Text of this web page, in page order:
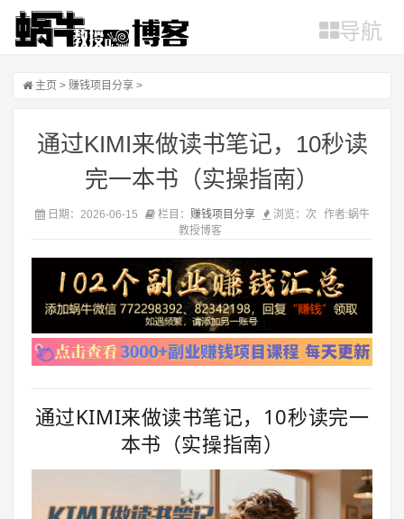
导航
主页 > 赚钱项目分享 >
通过KIMI来做读书笔记，10秒读
完一本书（实操指南）
日期：2026-06-15 栏目： 赚钱项目分享 浏览： 次
作者:蜗牛
教授博客
通过KIMI来做读书笔记，10秒读完一
本书（实操指南）